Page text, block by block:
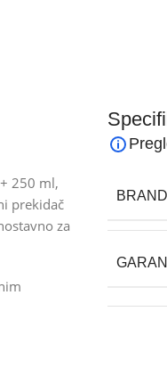
250 ml,
prekidač
za
BRAND